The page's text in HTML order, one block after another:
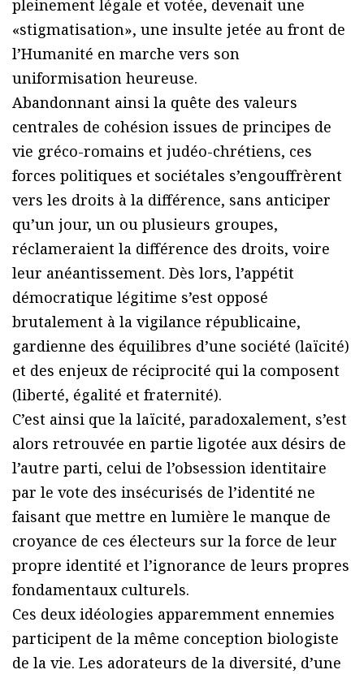
pleinement légale et votée, devenait une
«stigmatisation», une insulte jetée au front de
l’Humanité en marche vers son
uniformisation heureuse.
Abandonnant ainsi la quête des valeurs
centrales de cohésion issues de principes de
vie gréco-romains et judéo-chrétiens, ces
forces politiques et sociétales s’engouffrèrent
vers les droits à la différence, sans anticiper
qu’un jour, un ou plusieurs groupes,
réclameraient la différence des droits, voire
leur anéantissement. Dès lors, l’appétit
démocratique légitime s’est opposé
brutalement à la vigilance républicaine,
gardienne des équilibres d’une société (laïcité)
et des enjeux de réciprocité qui la composent
(liberté, égalité et fraternité).
C’est ainsi que la laïcité, paradoxalement, s’est
alors retrouvée en partie ligotée aux désirs de
l’autre parti, celui de l’obsession identitaire
par le vote des insécurisés de l’identité ne
faisant que mettre en lumière le manque de
croyance de ces électeurs sur la force de leur
propre identité et l’ignorance de leurs propres
fondamentaux culturels.
Ces deux idéologies apparemment ennemies
participent de la même conception biologiste
de la vie. Les adorateurs de la diversité, d’une